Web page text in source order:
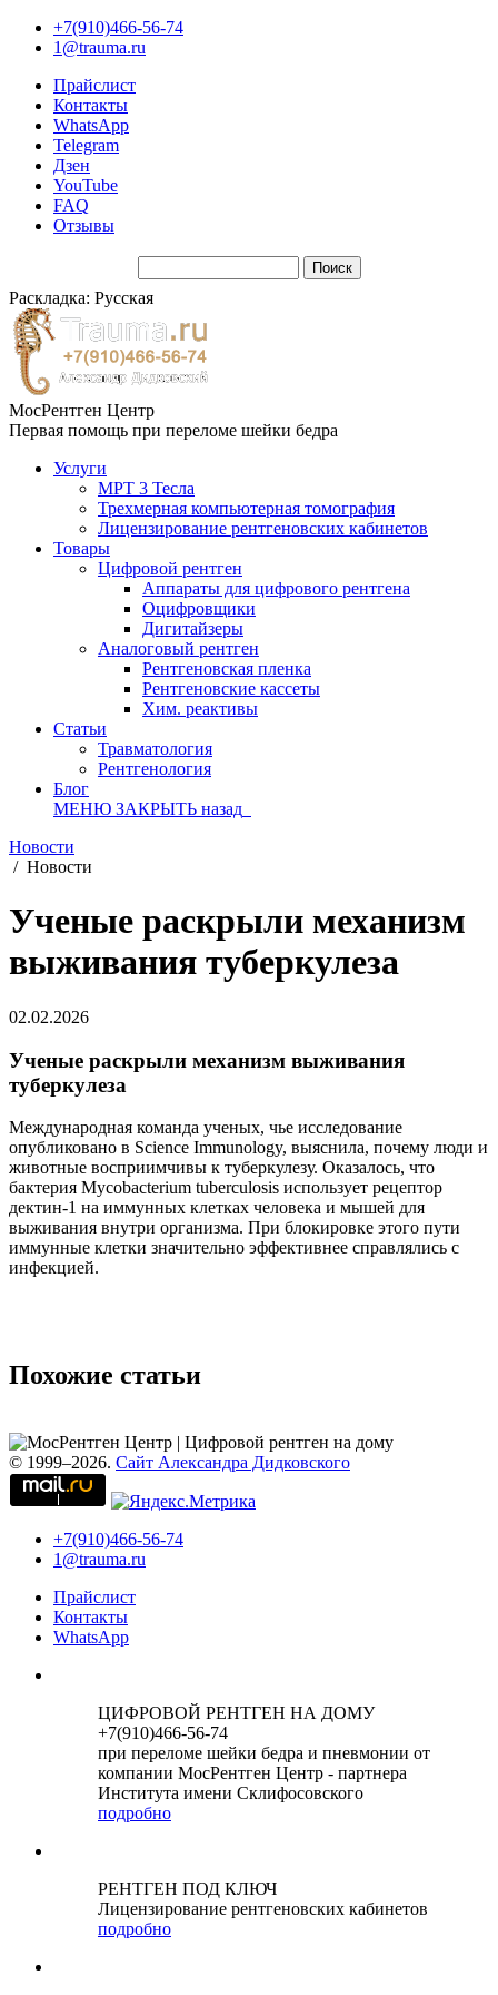
+7(910)466-56-74
1@trauma.ru
Прайслист
Контакты
WhatsApp
Telegram
Дзен
YouTube
FAQ
Отзывы
Раскладка: Русская
МосРентген Центр
Первая помощь при переломе шейки бедра
Услуги
МРТ 3 Тесла
Трехмерная компьютерная томография
Лицензирование рентгеновских кабинетов
Товары
Цифровой рентген
Аппараты для цифрового рентгена
Оцифровщики
Дигитайзеры
Аналоговый рентген
Рентгеновская пленка
Рентгеновские кассеты
Хим. реактивы
Статьи
Травматология
Рентгенология
Блог
МЕНЮ ЗАКРЫТЬ назад
Новости
/ Новости
Ученые раскрыли механизм
выживания туберкулеза
02.02.2026
Ученые раскрыли механизм выживания
туберкулеза
Международная команда ученых, чье исследование
опубликовано в Science Immunology, выяснила, почему люди и
животные восприимчивы к туберкулезу. Оказалось, что
бактерия Mycobacterium tuberculosis использует рецептор
дектин‑1 на иммунных клетках человека и мышей для
выживания внутри организма. При блокировке этого пути
иммунные клетки значительно эффективнее справлялись с
инфекцией.
Похожие статьи
© 1999–2026. Сайт Александра Дидковского
+7(910)466-56-74
1@trauma.ru
Прайслист
Контакты
WhatsApp
ЦИФРОВОЙ РЕНТГЕН НА ДОМУ
+7(910)466-56-74
при переломе шейки бедра и пневмонии от
компании МосРентген Центр - партнера
Института имени Склифосовского
подробно
РЕНТГЕН ПОД КЛЮЧ
Лицензирование рентгеновских кабинетов
подробно